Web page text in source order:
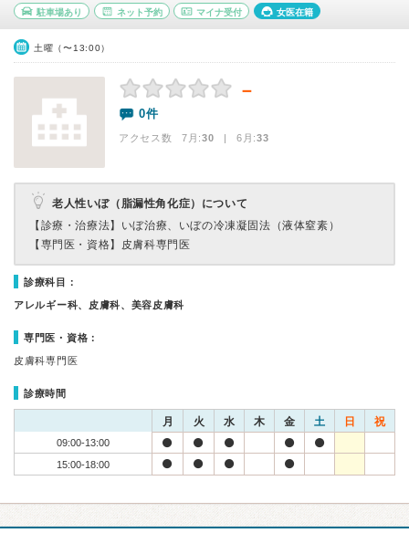
駐車場あり ネット予約 マイナ受付 女医在籍
土曜（〜13:00）
－
0件
アクセス数 7月:30 | 6月:33
老人性いぼ（脂漏性角化症）について
【診療・治療法】 いぼ治療、いぼの冷凍凝固法（液体窒素）
【専門医・資格】 皮膚科専門医
診療科目：
アレルギー科、皮膚科、美容皮膚科
専門医・資格：
皮膚科専門医
診療時間
月 火 水 木 金 土 日 祝
09:00-13:00
15:00-18:00